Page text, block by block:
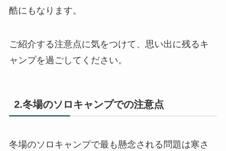
酷にもなります。
ご紹介する注意点に気をつけて、思い出に残るキ
ャンプを過ごしてください。
2.冬場のソロキャンプでの注意点
冬場のソロキャンプで最も懸念される問題は寒さ